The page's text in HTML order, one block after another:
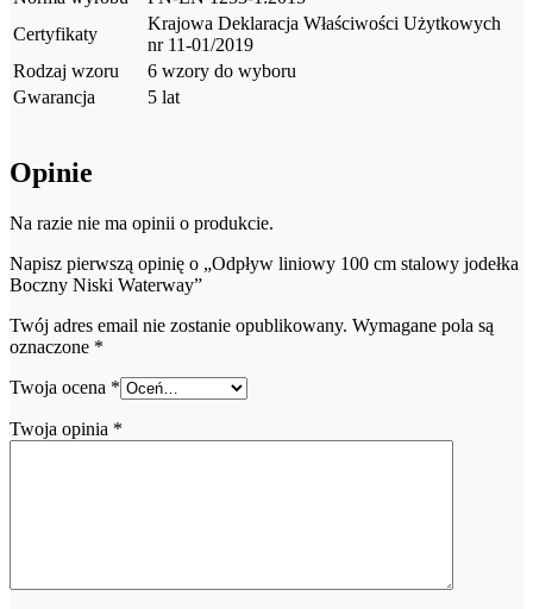
Certyfikaty
Krajowa Deklaracja Właściwości Użytkowych
nr 11-01/2019
Rodzaj wzoru
6 wzory do wyboru
Gwarancja
5 lat
Opinie
Na razie nie ma opinii o produkcie.
Napisz pierwszą opinię o „Odpływ liniowy 100 cm stalowy jodełka
Boczny Niski Waterway”
Twój adres email nie zostanie opublikowany. Wymagane pola są
oznaczone *
Twoja ocena *
Twoja opinia *